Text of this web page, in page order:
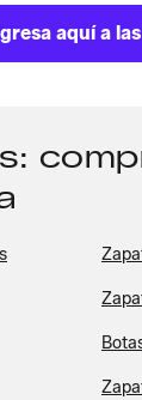
aquí a